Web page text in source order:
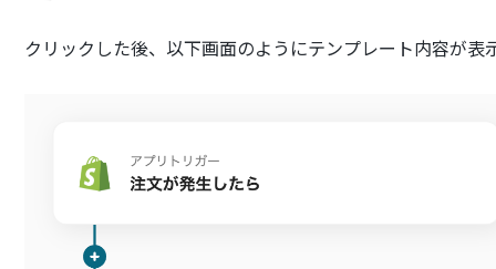
クリックした後、以下画面のようにテンプレート内容が表